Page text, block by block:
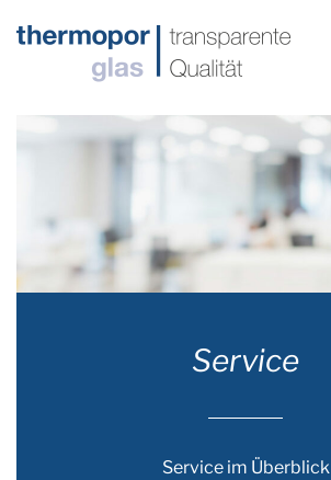
Service
Service im Überblick